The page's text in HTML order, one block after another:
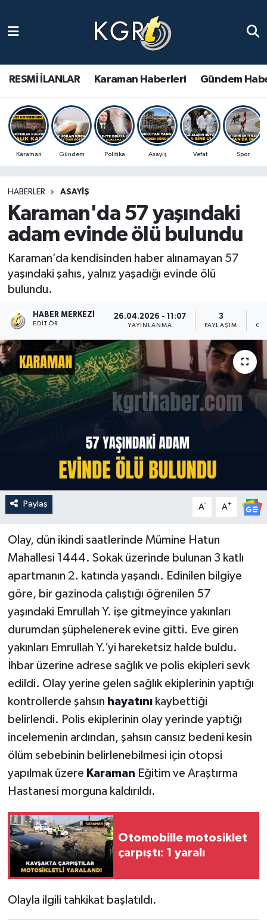
RESMİ İLANLAR Karaman Haberleri Gündem
Karaman Gündem Politika Asayiş Vefat Spor
HABERLER ASAYIŞ
Karaman'da 57 yaşındaki
adam evinde ölü bulundu
Karaman’da kendisinden haber alınamayan 57
yaşındaki şahıs, yalnız yaşadığı evinde ölü
bulundu.
HABER MERKEZI
EDITÖR
26.04.2026 - 11:07
YAYINLANMA
3
PAYLAŞIM
Paylaş A- A+
Olay, dün ikindi saatlerinde Mümine Hatun
Mahallesi 1444. Sokak üzerinde bulunan 3 katlı
apartmanın 2. katında yaşandı. Edinilen bilgiye
göre, bir gazinoda çalıştığı öğrenilen 57
yaşındaki Emrullah Y. işe gitmeyince yakınları
durumdan şüphelenerek evine gitti. Eve giren
yakınları Emrullah Y.’yi hareketsiz halde buldu.
İhbar üzerine adrese sağlık ve polis ekipleri sevk
edildi. Olay yerine gelen sağlık ekiplerinin yaptığı
kontrollerde şahsın hayatınıkaybettiği
belirlendi. Polis ekiplerinin olay yerinde yaptığı
incelemenin ardından, şahsın cansız bedeni kesin
ölüm sebebinin belirlenebilmesi için otopsi
yapılmak üzere Karaman Eğitim ve Araştırma
Hastanesi morguna kaldırıldı.
Otomobille motosiklet
çarpıştı: 1 yaralı
Olayla ilgili tahkikat başlatıldı.
Gündem Haberleri
Güncel Haberler
Spor Haberleri
Ulusal Haberler
Vefat Edenler